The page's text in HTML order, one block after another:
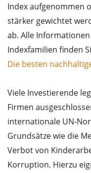
Index aufgenommen
stärker gewichtet
ab. Alle
Indexfamilien finden
Die besten
Viele Investierende
Firmen
internationale UN-
Grundsätze wie die
Verbot von
Korruption. Hierzu